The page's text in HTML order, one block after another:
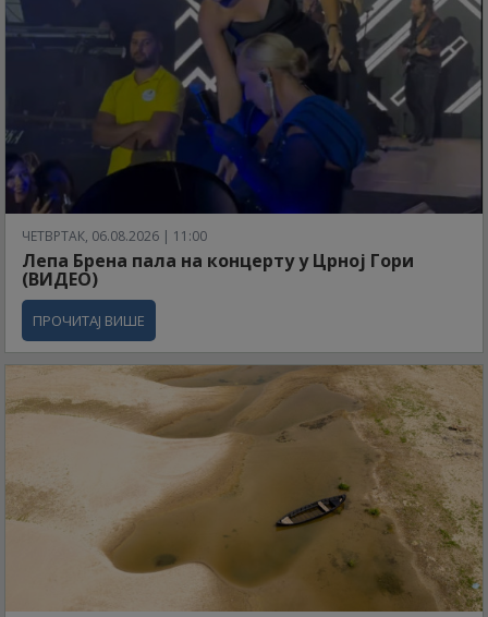
ЧЕТВРТАК, 06.08.2026 | 11:00
Лепа Брена пала на концерту у Црној Гори
(ВИДЕО)
ПРОЧИТАЈ ВИШЕ